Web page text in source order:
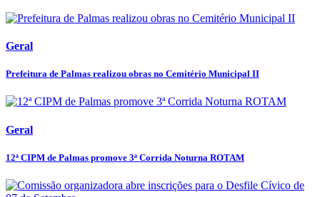
Geral
Prefeitura de Palmas realizou obras no Cemitério Municipal II
Geral
12ª CIPM de Palmas promove 3ª Corrida Noturna ROTAM